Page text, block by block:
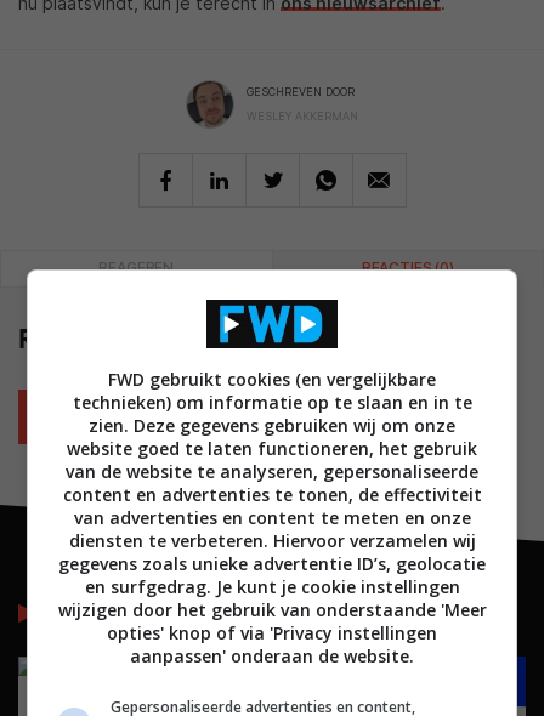
GESCHREVEN DOOR
WESLEY AKKERMAN
REAGEREN REACTIES (0)
Reacties
Plaats reactie
Lees meer
FWD gebruikt cookies (en vergelijkbare
technieken) om informatie op te slaan en in te
zien. Deze gegevens gebruiken wij om onze
website goed te laten functioneren, het gebruik
van de website te analyseren, gepersonaliseerde
content en advertenties te tonen, de effectiviteit
van advertenties en content te meten en onze
diensten te verbeteren. Hiervoor verzamelen wij
gegevens zoals unieke advertentie ID’s, geolocatie
en surfgedrag. Je kunt je cookie instellingen
wijzigen door het gebruik van onderstaande 'Meer
opties' knop of via 'Privacy instellingen
aanpassen' onderaan de website.
Gepersonaliseerde advertenties en content,